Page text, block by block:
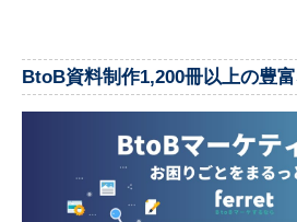
BtoB資料制作1,200冊以上の豊